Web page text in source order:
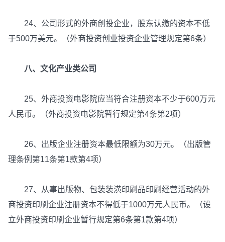
24、公司形式的外商创投企业，股东认缴的资本不低
于500万美元。（外商投资创业投资企业管理规定第6条）
八、文化产业类公司
25、外商投资电影院应当符合注册资本不少于600万元
人民币。（外商投资电影院暂行规定第4条第2项）
26、出版企业注册资本最低限额为30万元。（出版管
理条例第11条第1款第4项）
27、从事出版物、包装装潢印刷品印刷经营活动的外
商投资印刷企业注册资本不得低于1000万元人民币。（设
立外商投资印刷企业暂行规定第6条第1款第4项）